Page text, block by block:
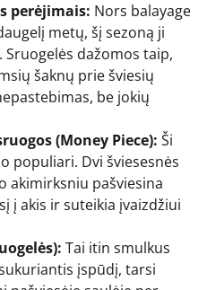
perėjimais: Nors balayage
metų, šį sezoną ji
dažomos taip,
šaknų prie šviesių
be jokių
(Money Piece): Ši
populiari. Dvi šviesesnės
akimirksniu pašviesina
į akis ir suteikia įvaizdžiui
Tai itin smulkus
įspūdį, tarsi